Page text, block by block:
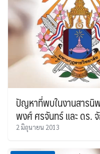
ปัญหาที่พบในงานสาร
พงศ์ ศรจันทร์ และ ดร.
2 มิถุนายน 2013